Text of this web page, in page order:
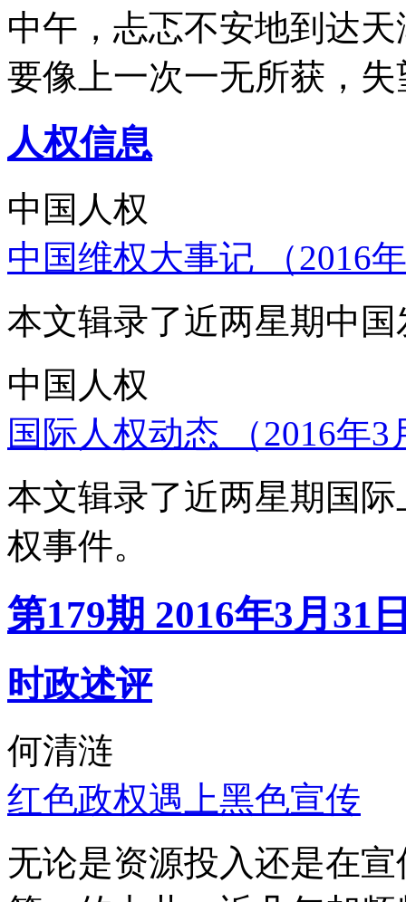
中午，忐忑不安地到达
要像上一次一无所获，
人权信息
中国人权
中国维权大事记 （2016
本文辑录了近两星期中
中国人权
国际人权动态 （2016年
本文辑录了近两星期国
权事件。
第179期 2016年3月31
时政述评
何清涟
红色政权遇上黑色宣传
无论是资源投入还是在